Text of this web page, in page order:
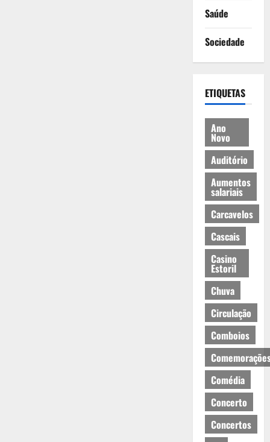
Saúde
Sociedade
ETIQUETAS
Ano
Novo
Auditório
Aumentos
salariais
Carcavelos
Cascais
Casino
Estoril
Chuva
Circulação
Comboios
Comédia
Concerto
Concertos